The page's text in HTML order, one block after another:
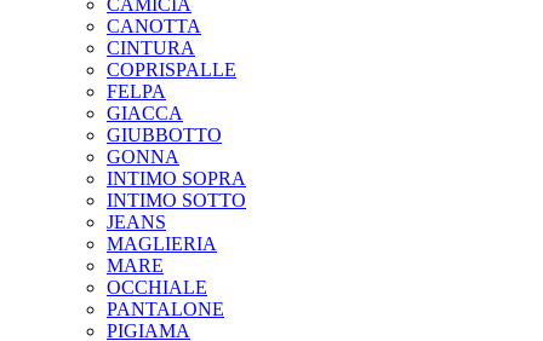
CAMICIA
CANOTTA
CINTURA
COPRISPALLE
FELPA
GIACCA
GIUBBOTTO
GONNA
INTIMO SOPRA
INTIMO SOTTO
JEANS
MAGLIERIA
MARE
OCCHIALE
PANTALONE
PIGIAMA